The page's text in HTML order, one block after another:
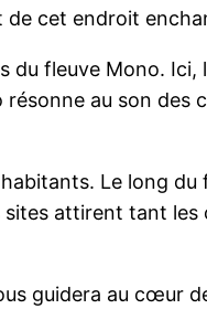
de cet endroit
fleuve Mono.
au son des
Le long
attirent tant
guidera au cœur